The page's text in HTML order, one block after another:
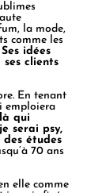
la mode,
comme les
Ses idées
ses clients
En tenant
emploiera
qui
serai psy,
études
70 ans
elle comme